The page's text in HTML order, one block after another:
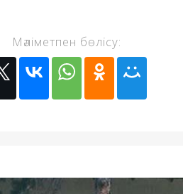
Мәліметпен бөлісу: